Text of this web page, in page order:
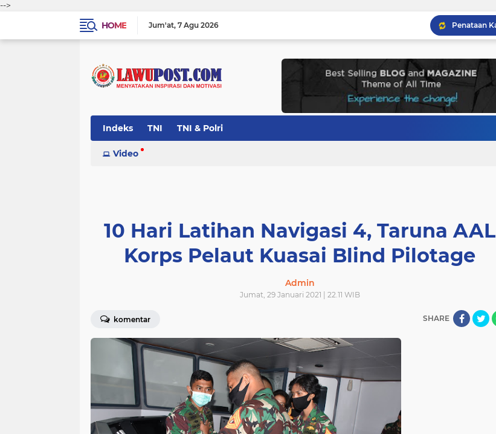
-->
HOME
Jum'at 7 Agu 2026
Indeks TNI TNI & Polri
Video
10 Hari Latihan Navigasi 4, Taruna AAL
Korps Pelaut Kuasai Blind Pilotage
Admin
Jumat, 29 Januari 2021 | 22.11 WIB
komentar SHARE